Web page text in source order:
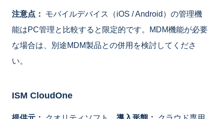
注意点：
モバイルデバイス（iOS / Android）の管理機
能はPC管理と比較すると限定的です。MDM機能が必要
な場合は、別途MDM製品との併用を検討してくださ
い。
ISM CloudOne